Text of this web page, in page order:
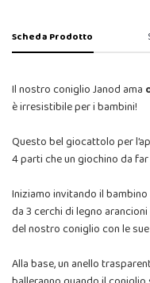
Scheda Prodotto
Il nostro coniglio Janod ama
è irresistibile per i bambini!
Questo bel giocattolo per
4 parti che un giochino da
Iniziamo invitando il
da 3 cerchi di legno
del nostro coniglio con le
Alla base, un anello